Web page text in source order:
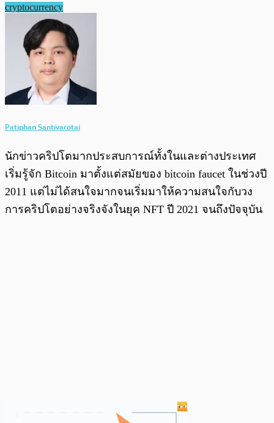
cryptocurrency
Patiphan Santivarotai
นักข่าวคริปโตมากประสบการณ์ทั้งในและต่างประเทศ
เริ่มรู้จัก Bitcoin มาตั้งแต่สมัยของ bitcoin faucet ในช่วงปี
2011 แต่ไม่ได้สนใจมากจนเริ่มมาให้ความสนใจกับวง
การคริปโตอย่างจริงจังในยุค NFT ปี 2021 จนถึงปัจจุบัน